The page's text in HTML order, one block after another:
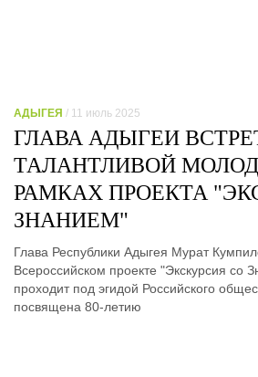
АДЫГЕЯ / 11 июль 2025
ГЛАВА АДЫГЕИ
ТАЛАНТЛИВОЙ
РАМКАХ ПРОЕКТА
ЗНАНИЕМ"
Глава Республики Адыгея Мурат
Всероссийском проекте "Экскурсия со
проходит под эгидой Российского
посвящена 80-летию